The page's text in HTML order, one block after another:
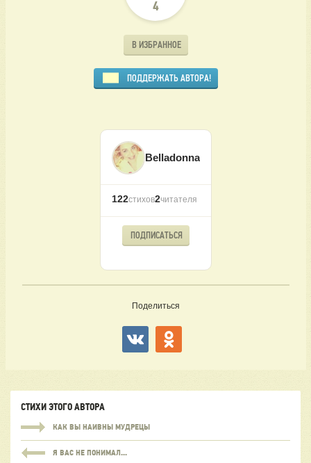
4
В ИЗБРАННОЕ
ПОДДЕРЖАТЬ АВТОРА!
Belladonna
122стихов2читателя
ПОДПИСАТЬСЯ
Поделиться
СТИХИ ЭТОГО АВТОРА
КАК ВЫ НАИВНЫ МУДРЕЦЫ
Я ВАС НЕ ПОНИМАЛ...